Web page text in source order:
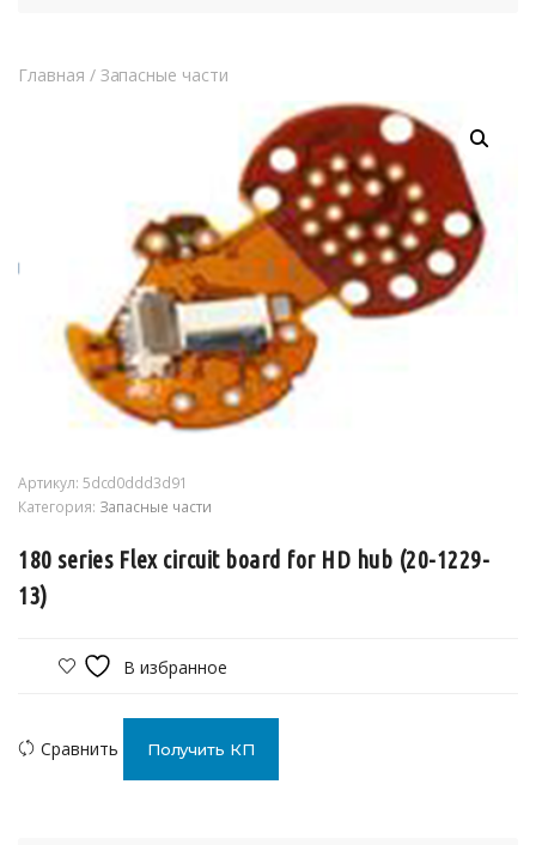
Главная / Запасные части
Артикул: 5dcd0ddd3d91
Категория: Запасные части
180 series Flex circuit board for HD hub (20-1229-
13)
В избранное
Сравнить Получить КП